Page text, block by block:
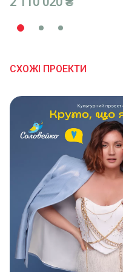
27.04.2026
20.04.2026
320₴
Благодійна
08.04.2026
1₴
Благодійна
24.02.2026
1325₴
СХОЖІ ПРОЕКТИ